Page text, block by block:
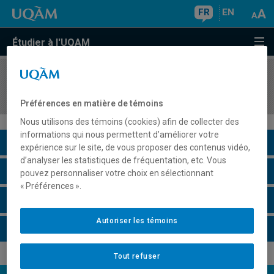
FR EN
Étudier à l'UQAM
COURS//
Description du cours
Horaire - Été 2026
Préférences en matière de témoins
Nous utilisons des témoins (cookies) afin de collecter des
informations qui nous permettent d’améliorer votre
expérience sur le site, de vous proposer des contenus vidéo,
d’analyser les statistiques de fréquentation, etc. Vous
pouvez personnaliser votre choix en sélectionnant
« Préférences ».
Tout refuser
Autoriser les témoins